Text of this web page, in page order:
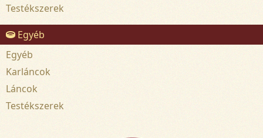
Testékszerek
Egyéb
Egyéb
Karláncok
Láncok
Testékszerek